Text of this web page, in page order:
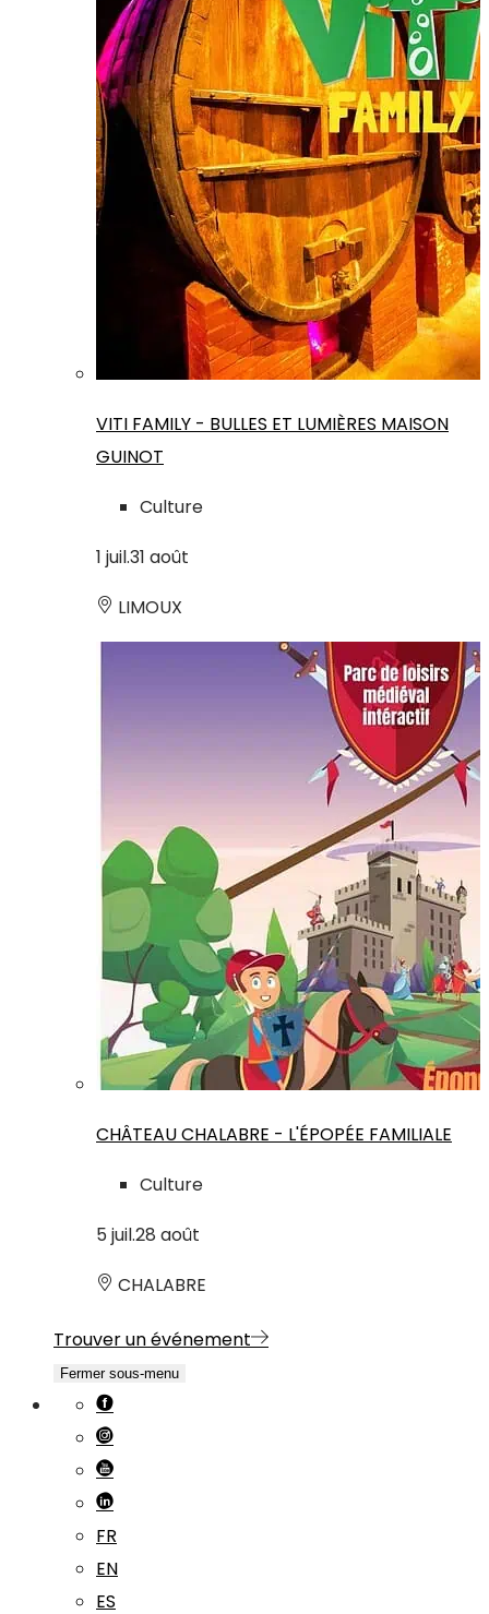
VITI FAMILY - BULLES ET LUMIÈRES MAISON
GUINOT
Culture
1 juil.31 août
LIMOUX
CHÂTEAU CHALABRE - L'ÉPOPÉE FAMILIALE
Culture
5 juil.28 août
CHALABRE
Trouver un événement
Fermer sous-menu
FR
EN
ES